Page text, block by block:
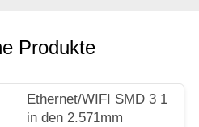
Produkte
Ethernet/WIFI SMD 3 1
in den 2.571mm